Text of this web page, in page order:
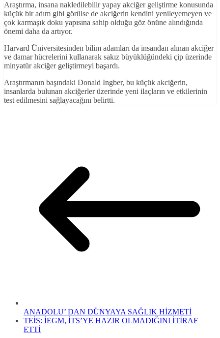
Araştırma, insana nakledilebilir yapay akciğer geliştirme konusunda
küçük bir adım gibi görülse de akciğerin kendini yenileyemeyen ve
çok karmaşık doku yapısına sahip olduğu göz önüne alındığında
önemi daha da artıyor.
Harvard Üniversitesinden bilim adamları da insandan alınan akciğer
ve damar hücrelerini kullanarak sakız büyüklüğündeki çip üzerinde
minyatür akciğer geliştirmeyi başardı.
Araştırmanın başındaki Donald Ingber, bu küçük akciğerin,
insanlarda bulunan akciğerler üzerinde yeni ilaçların ve etkilerinin
test edilmesini sağlayacağını belirtti.
ANADOLU’ DAN DÜNYAYA SAĞLIK HİZMETİ
TEİS: İEGM, İTS’YE HAZIR OLMADIĞINI İTİRAF
ETTİ